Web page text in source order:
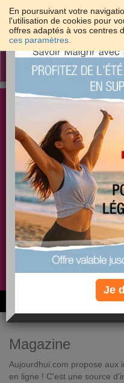
En poursuivant votre
l'utilisation de cookies pour
offres adaptés à vos centres
ces paramètres.
Toggle
Les meilleures
PLUS
EFFICACE
Non, je
6M de personnes ont
Magazine
Aujourdhui.com propose aux
en ligne ! C'est une source
Je